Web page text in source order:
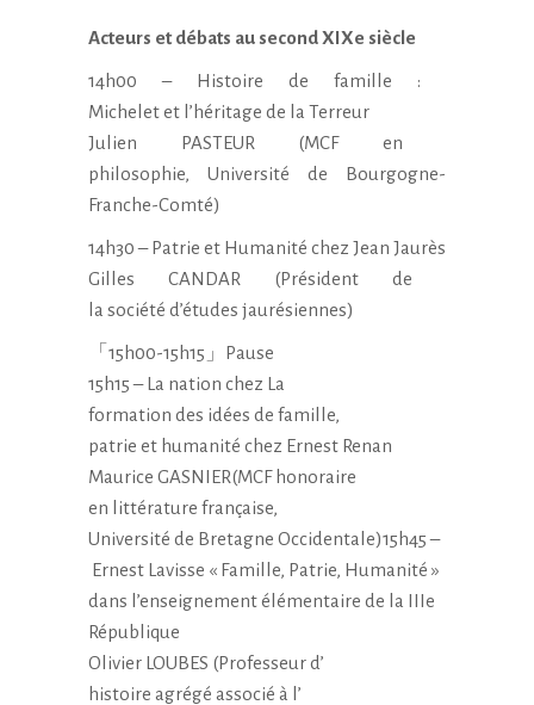
Acteurs et débats au secondXIXe siècle
14h00 – Histoire de famille :
Michelet et l’héritage de la Terreur
Julien PASTEUR (MCF en
philosophie, Université de Bourgogne-
Franche-Comté)
14h30 – Patrie et Humanité chez Jean Jaurès
Gilles CANDAR (Président de
la société d’études jaurésiennes)
「15h00-15h15」Pause
15h15 – La nation chez La
formation des idées de famille,
patrie et humanité chez Ernest Renan
Maurice GASNIER(MCF honoraire
en littérature française,
Université de Bretagne Occidentale)15h45 –
Ernest Lavisse « Famille, Patrie, Humanité »
dans l’enseignementélémentaire de la IIIe
République
Olivier LOUBES (Professeur d’
histoire agrégé associé à l’